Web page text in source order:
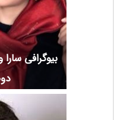
بیوگرافی